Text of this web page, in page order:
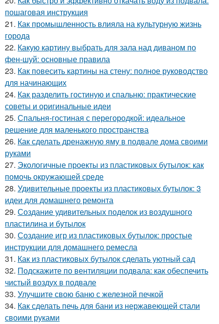
пошаговая инструкция
21. Как промышленность влияла на культурную жизнь
города
22. Какую картину выбрать для зала над диваном по
фен-шуй: основные правила
23. Как повесить картины на стену: полное руководство
для начинающих
24. Как разделить гостиную и спальню: практические
советы и оригинальные идеи
25. Спальня-гостиная с перегородкой: идеальное
решение для маленького пространства
26. Как сделать дренажную яму в подвале дома своими
руками
27. Экологичные проекты из пластиковых бутылок: как
помочь окружающей среде
28. Удивительные проекты из пластиковых бутылок: 3
идеи для домашнего ремонта
29. Создание удивительных поделок из воздушного
пластилина и бутылок
30. Создание игр из пластиковых бутылок: простые
инструкции для домашнего ремесла
31. Как из пластиковых бутылок сделать уютный сад
32. Подскажите по вентиляции подвала: как обеспечить
чистый воздух в подвале
33. Улучшите свою баню с железной печкой
34. Как сделать печь для бани из нержавеющей стали
своими руками